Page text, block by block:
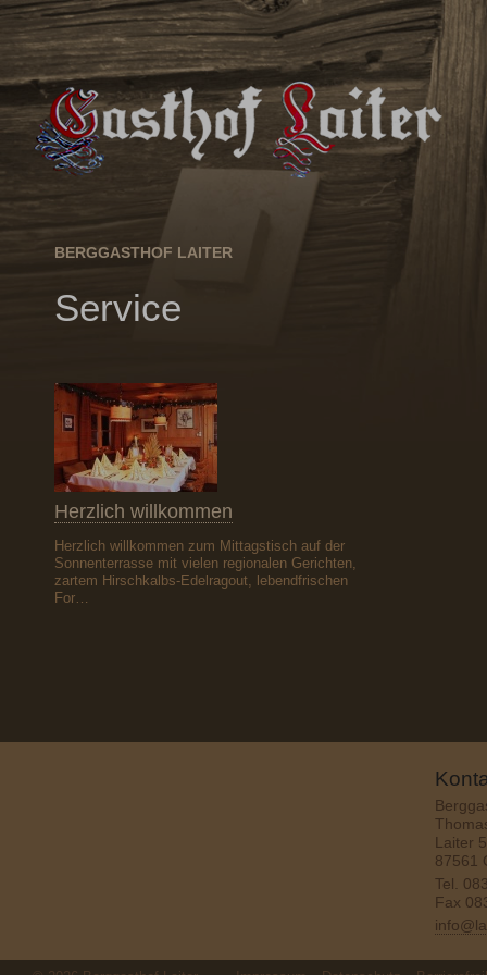
BERGGASTHOF LAITER
Service
Herzlich willkommen
Herzlich willkommen zum Mittagstisch auf der
Sonnenterrasse mit vielen regionalen Gerichten,
zartem Hirschkalbs-Edelragout, lebendfrischen
For…
Laiter 5
87561
Tel.
Fax